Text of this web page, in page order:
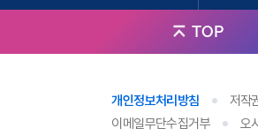
TOP
개인정보처리방침
저작
이메일무단수집거부
오